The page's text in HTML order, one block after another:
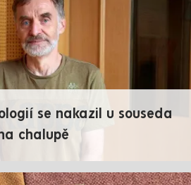
se nakazil u souseda
chalupě